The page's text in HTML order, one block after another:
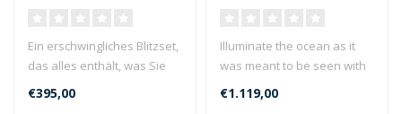
Ein erschwingliches Blitzset,
das alles enthält, was Sie
brauchen, um den YS-03..
€395,00
Illuminate the ocean as it
was meant to be seen with
the Sea&Sea YS-D130R
Strobe..
€1.119,00